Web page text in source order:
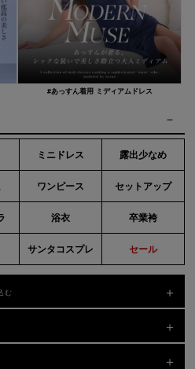
#あっすん着用 ミディアムドレス
ミニドレス 露出少なめ
ワンピース セットアップ
浴衣 卒業袴
サンタコスプレ セール
む